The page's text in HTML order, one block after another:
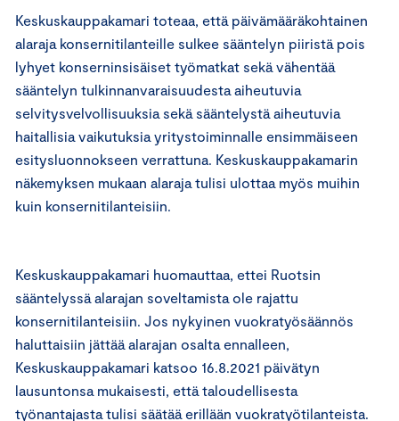
Keskuskauppakamari toteaa, että päivämääräkohtainen
alaraja konsernitilanteille sulkee sääntelyn piiristä pois
lyhyet konserninsisäiset työmatkat sekä vähentää
sääntelyn tulkinnanvaraisuudesta aiheutuvia
selvitysvelvollisuuksia sekä sääntelystä aiheutuvia
haitallisia vaikutuksia yritystoiminnalle ensimmäiseen
esitysluonnokseen verrattuna. Keskuskauppakamarin
näkemyksen mukaan alaraja tulisi ulottaa myös muihin
kuin konsernitilanteisiin.
Keskuskauppakamari huomauttaa, ettei Ruotsin
sääntelyssä alarajan soveltamista ole rajattu
konsernitilanteisiin. Jos nykyinen vuokratyösäännös
haluttaisiin jättää alarajan osalta ennalleen,
Keskuskauppakamari katsoo 16.8.2021 päivätyn
lausuntonsa mukaisesti, että taloudellisesta
työnantajasta tulisi säätää erillään vuokratyötilanteista.